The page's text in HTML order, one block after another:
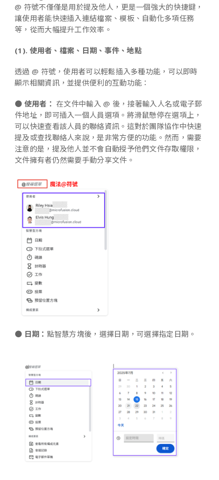
@ 符號不僅僅是用於提及他人，更是一個強大的快捷鍵，
讓使用者能快速插入連結檔案、模板、自動化多項任務
等，從而大幅提升工作效率。
(1). 使用者、檔案、日期、事件、地點
透過 @ 符號，使用者可以輕鬆插入多種功能，可以即時
顯示相關資訊，並提供便利的互動功能：
● 使用者： 在文件中輸入 @ 後，接著輸入人名或電子郵
件地址，即可插入一個人員選項。將滑鼠懸停在選項上，
可以快速查看該人員的聯絡資訊。這對於團隊協作中快速
提及或查找聯絡人來說，是非常方便的功能。然而，需要
注意的是，提及他人並不會自動授予他們文件存取權限，
文件擁有者仍然需要手動分享文件。
● 日期： 點智慧方塊後，選擇日期，可選擇指定日期。